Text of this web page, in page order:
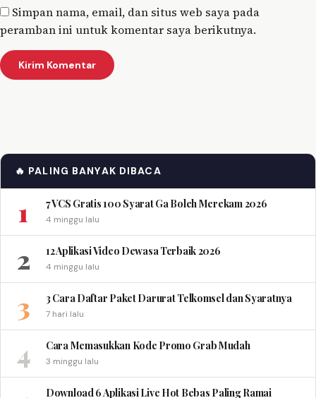
Simpan nama, email, dan situs web saya pada
peramban ini untuk komentar saya berikutnya.
🔥 PALING BANYAK DIBACA
1 7 VCS Gratis 100 Syarat Ga Boleh Merekam 2026
4 minggu lalu
2 12 Aplikasi Video Dewasa Terbaik 2026
4 minggu lalu
3 3 Cara Daftar Paket Darurat Telkomsel dan Syaratnya
7 hari lalu
4 Cara Memasukkan Kode Promo Grab Mudah
3 minggu lalu
Download 6 Aplikasi Live Hot Bebas Paling Ramai